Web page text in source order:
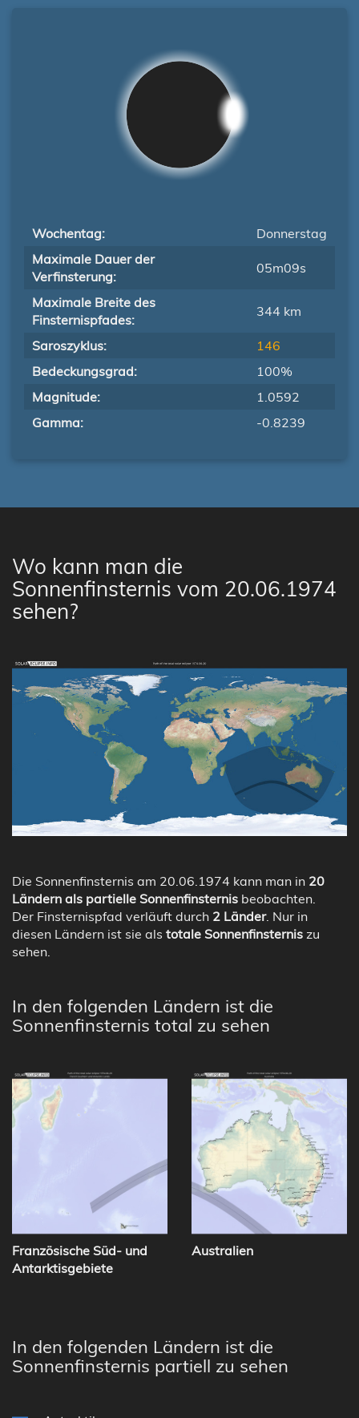
Wochentag:
Donnerstag
Maximale Dauer der
Verfinsterung:
05m09s
Maximale Breite des
Finsternispfades:
344 km
Saroszyklus:
146
Bedeckungsgrad:
100%
Magnitude:
1.0592
Gamma:
-0.8239
Wo kann man die
Sonnenfinsternis vom 20.06.1974
sehen?
Die Sonnenfinsternis am 20.06.1974 kann man in 20
Ländern als partielle Sonnenfinsternis beobachten.
Der Finsternispfad verläuft durch 2 Länder. Nur in
diesen Ländern ist sie als totale Sonnenfinsternis zu
sehen.
In den folgenden Ländern ist die
Sonnenfinsternis total zu sehen
Französische Süd- und
Antarktisgebiete
Australien
In den folgenden Ländern ist die
Sonnenfinsternis partiell zu sehen